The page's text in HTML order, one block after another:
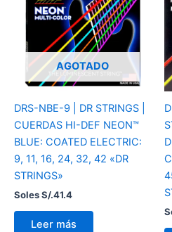
AGOTADO
DRS-NBE-9 | DR STRINGS |
CUERDAS HI-DEF NEON™
BLUE: COATED ELECTRIC:
9, 11, 16, 24, 32, 42 «DR
STRINGS»
Soles S/.41.4
Leer más